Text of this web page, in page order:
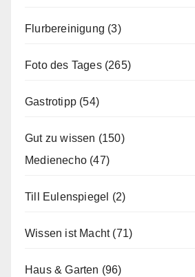
Flurbereinigung (3)
Foto des Tages(265)
Gastrotipp (54)
Gut zu wissen (150)
Medienecho (47)
Till Eulenspiegel (2)
Wissen ist Macht(71)
Haus & Garten (96)